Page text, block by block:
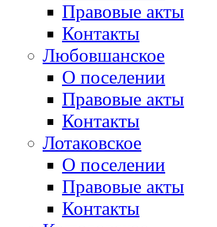
Правовые акты
Контакты
Любовшанское
О поселении
Правовые акты
Контакты
Лотаковское
О поселении
Правовые акты
Контакты